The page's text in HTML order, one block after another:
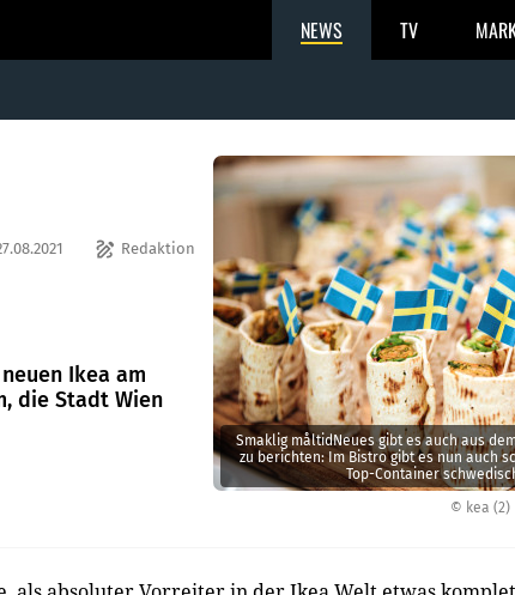
NEWS TV
© kea (2)
Smaklig måltidNeues gibt es auch aus
zu berichten: Im Bistro gibt es nun auch
Top-Container
draw Redaktion
Ikea am
die Stadt Wien